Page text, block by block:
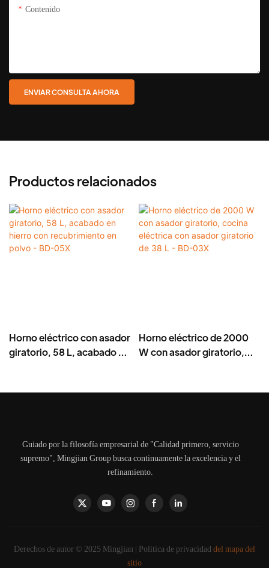
Contenido
ENVIAR CONSULTA AHORA
Productos relacionados
Horno eléctrico con asador
giratorio, 58 L, acabado en
Horno eléctrico de 2000
W con asador giratorio,
BD-03X
Guiado por la filosofía empresarial de "Calidad primero, servicio
supremo", Mingjian Group busca continuamente la excelencia y el
refinamiento.
Derechos de autor © 2025 Mingjian | Política de privacidad del mapa del
sitio